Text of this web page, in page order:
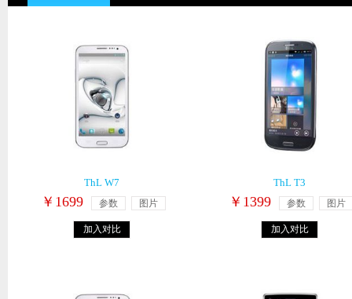
ThL W7
￥1699 参数 图片
加入对比
ThL T3
￥1399 参数 图片
加入对比